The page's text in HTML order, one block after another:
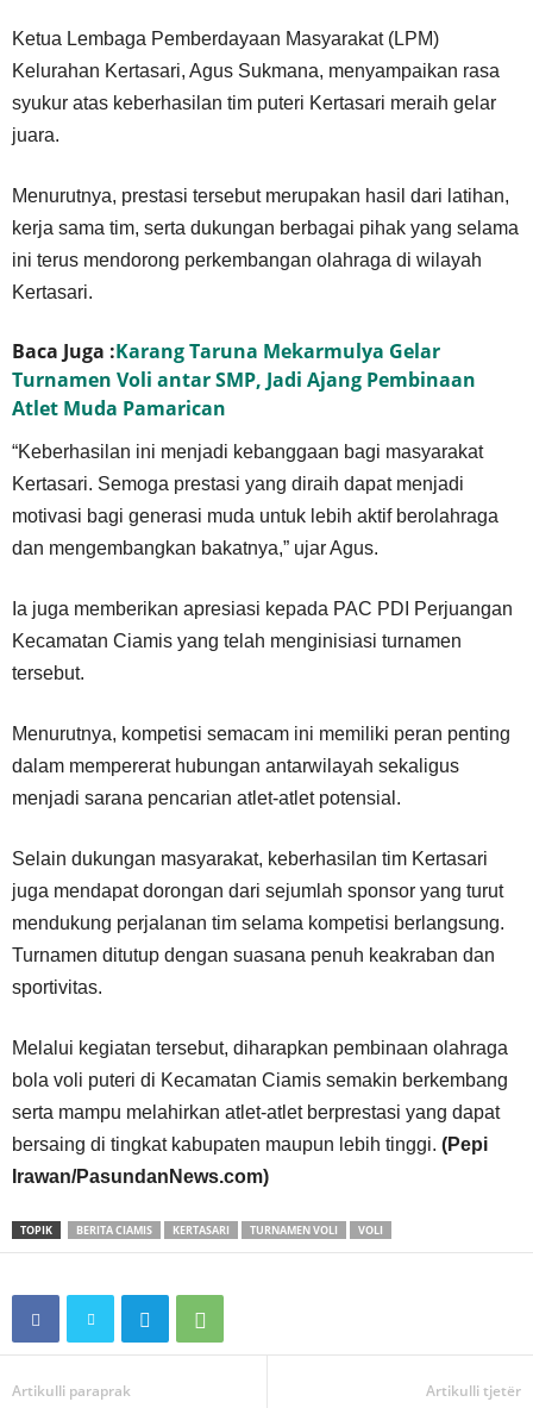
Ketua Lembaga Pemberdayaan Masyarakat (LPM)
Kelurahan Kertasari, Agus Sukmana, menyampaikan rasa
syukur atas keberhasilan tim puteri Kertasari meraih gelar
juara.
Menurutnya, prestasi tersebut merupakan hasil dari latihan,
kerja sama tim, serta dukungan berbagai pihak yang selama
ini terus mendorong perkembangan olahraga di wilayah
Kertasari.
Baca Juga :Karang Taruna Mekarmulya Gelar
Turnamen Voli antar SMP, Jadi Ajang Pembinaan
Atlet Muda Pamarican
“Keberhasilan ini menjadi kebanggaan bagi masyarakat
Kertasari. Semoga prestasi yang diraih dapat menjadi
motivasi bagi generasi muda untuk lebih aktif berolahraga
dan mengembangkan bakatnya,” ujar Agus.
Ia juga memberikan apresiasi kepada PAC PDI Perjuangan
Kecamatan Ciamis yang telah menginisiasi turnamen
tersebut.
Menurutnya, kompetisi semacam ini memiliki peran penting
dalam mempererat hubungan antarwilayah sekaligus
menjadi sarana pencarian atlet-atlet potensial.
Selain dukungan masyarakat, keberhasilan tim Kertasari
juga mendapat dorongan dari sejumlah sponsor yang turut
mendukung perjalanan tim selama kompetisi berlangsung.
Turnamen ditutup dengan suasana penuh keakraban dan
sportivitas.
Melalui kegiatan tersebut, diharapkan pembinaan olahraga
bola voli puteri di Kecamatan Ciamis semakin berkembang
serta mampu melahirkan atlet-atlet berprestasi yang dapat
bersaing di tingkat kabupaten maupun lebih tinggi. (Pepi
Irawan/PasundanNews.com)
TOPIK BERITA CIAMIS KERTASARI TURNAMEN VOLI VOLI
Artikulli paraprak Artikulli tjetër